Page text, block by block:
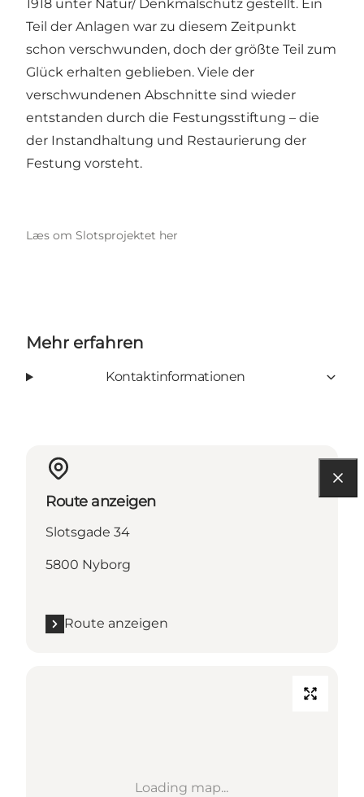
1918 unter Natur/ Denkmalschutz gestellt. Ein
Teil der Anlagen war zu diesem Zeitpunkt
schon verschwunden, doch der größte Teil zum
Glück erhalten geblieben. Viele der
verschwundenen Abschnitte sind wieder
entstanden durch die Festungsstiftung – die
der Instandhaltung und Restaurierung der
Festung vorsteht.
Læs om Slotsprojektet her
Mehr erfahren
Kontaktinformationen
Route anzeigen
Slotsgade 34
5800 Nyborg
Route anzeigen
Loading map...